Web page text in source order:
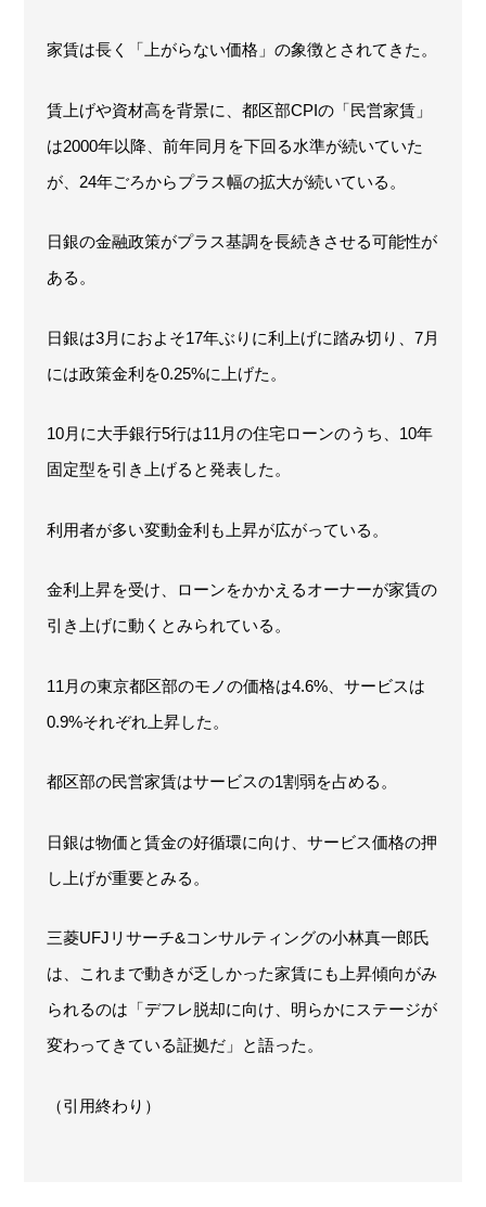
家賃は長く「上がらない価格」の象徴とされてきた。
賃上げや資材高を背景に、都区部CPIの「民営家賃」
は2000年以降、前年同月を下回る水準が続いていた
が、24年ごろからプラス幅の拡大が続いている。
日銀の金融政策がプラス基調を長続きさせる可能性が
ある。
日銀は3月におよそ17年ぶりに利上げに踏み切り、7月
には政策金利を0.25%に上げた。
10月に大手銀行5行は11月の住宅ローンのうち、10年
固定型を引き上げると発表した。
利用者が多い変動金利も上昇が広がっている。
金利上昇を受け、ローンをかかえるオーナーが家賃の
引き上げに動くとみられている。
11月の東京都区部のモノの価格は4.6%、サービスは
0.9%それぞれ上昇した。
都区部の民営家賃はサービスの1割弱を占める。
日銀は物価と賃金の好循環に向け、サービス価格の押
し上げが重要とみる。
三菱UFJリサーチ&コンサルティングの小林真一郎氏
は、これまで動きが乏しかった家賃にも上昇傾向がみ
られるのは「デフレ脱却に向け、明らかにステージが
変わってきている証拠だ」と語った。
（引用終わり）